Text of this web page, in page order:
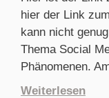
hier der Link
kann nicht
Thema Social
Phänomenen.
Weiterlesen